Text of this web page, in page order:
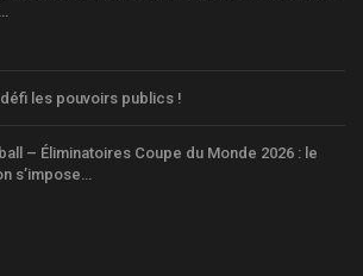
les pouvoirs publics !
– Éliminatoires Coupe du Monde 2026 : le
s’impose…